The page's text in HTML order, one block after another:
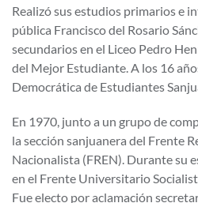
Realizó sus estudios primarios e
pública Francisco del Rosario
secundarios en el Liceo Pedro
del Mejor Estudiante. A los 16
Democrática de Estudiantes
En 1970, junto a un grupo de
la sección sanjuanera del Frente
Nacionalista (FREN). Durante su
en el Frente Universitario
Fue electo por aclamación